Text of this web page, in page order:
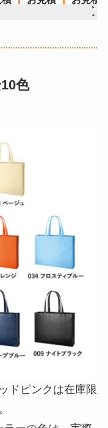
色
ドピンクは在庫限